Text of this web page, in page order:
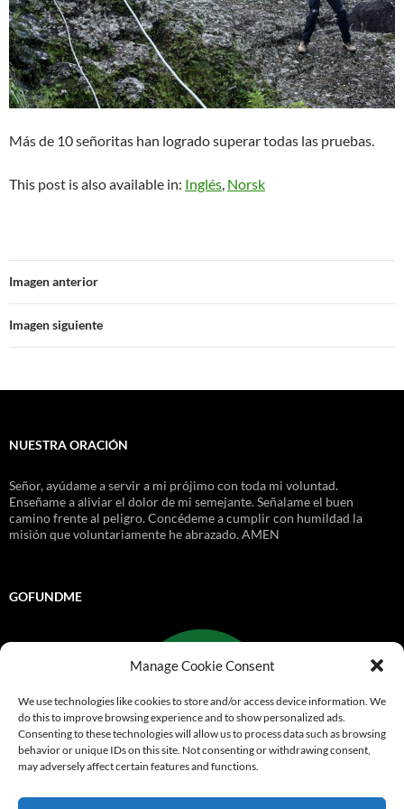
Manage Cookie Consent
We use technologies like cookies to store and/or access device information. We
do this to improve browsing experience and to show personalized ads.
Consenting to these technologies will allow us to process data such as browsing
behavior or unique IDs on this site. Not consenting or withdrawing consent,
may adversely affect certain features and functions.
Más de 10 señoritas han logrado superar todas las pruebas.
This post is also available in: Inglés Norsk
Imagen anterior
Imagen siguiente
NUESTRA ORACIÓN
Señor, ayúdame a servir a mi prójimo con toda mi voluntad.
Enseñame a aliviar el dolor de mi semejante. Señalame el buen
camino frente al peligro. Concédeme a cumplir con humildad la
misión que voluntariamente he abrazado. AMEN
GOFUNDME